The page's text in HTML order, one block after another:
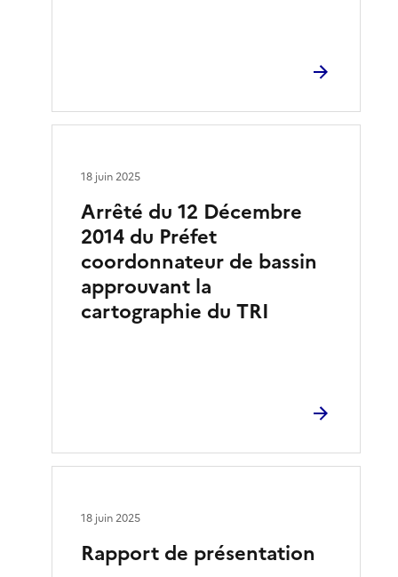
Arrêté du 12 Décembre
2014 du Préfet
coordonnateur de bassin
approuvant la
cartographie du TRI
18 juin 2025
Rapport de présentation
18 juin 2025